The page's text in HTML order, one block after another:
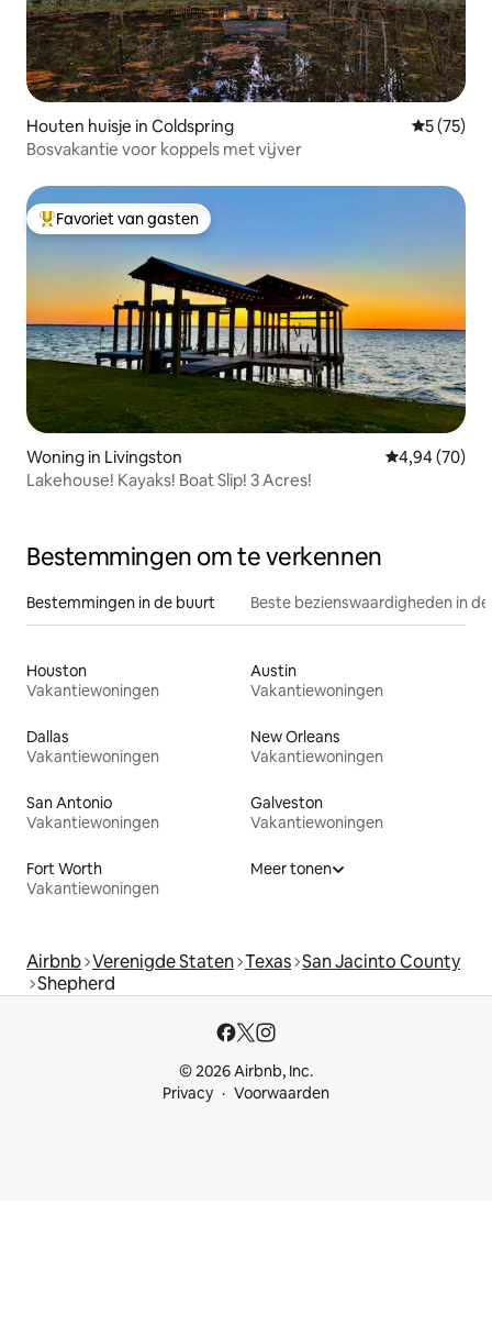
Houten huisje in Coldspring
5 (75)
Bosvakantie voor koppels met vijver
Topfavoriet van gasten
Favoriet van gasten
Woning in Livingston Gemiddelde
4,94 (70)
Lakehouse! Kayaks! Boat Slip! 3 Acres!
Bestemmingen om te verkennen
Bestemmingen in de buurt Beste bezienswaardigheden in
Houston
Vakantiewoningen
Austin
Vakantiewoningen
Dallas
Vakantiewoningen
New Orleans
Vakantiewoningen
San Antonio
Vakantiewoningen
Galveston
Vakantiewoningen
Fort Worth
Vakantiewoningen
Meer tonen
Airbnb Verenigde Staten Texas San Jacinto County
Shepherd
© 2026 Airbnb, Inc.
Privacy
Voorwaarden